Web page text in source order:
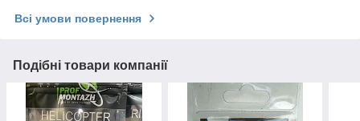
Всі умови повернення
Подібні товари компанії